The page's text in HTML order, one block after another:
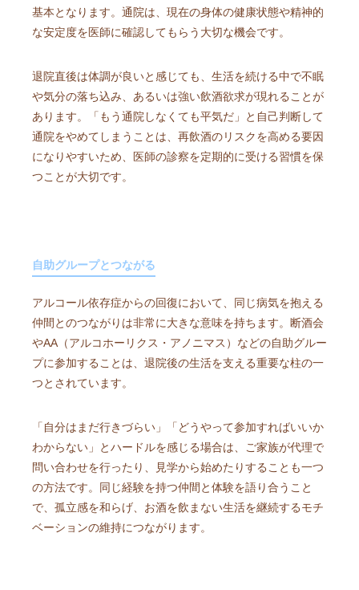
基本となります。通院は、現在の身体の健康状態や精神的
な安定度を医師に確認してもらう大切な機会です。
退院直後は体調が良いと感じても、生活を続ける中で不眠
や気分の落ち込み、あるいは強い飲酒欲求が現れることが
あります。「もう通院しなくても平気だ」と自己判断して
通院をやめてしまうことは、再飲酒のリスクを高める要因
になりやすいため、医師の診察を定期的に受ける習慣を保
つことが大切です。
自助グループとつながる
アルコール依存症からの回復において、同じ病気を抱える
仲間とのつながりは非常に大きな意味を持ちます。断酒会
やAA（アルコホーリクス・アノニマス）などの自助グルー
プに参加することは、退院後の生活を支える重要な柱の一
つとされています。
「自分はまだ行きづらい」「どうやって参加すればいいか
わからない」とハードルを感じる場合は、ご家族が代理で
問い合わせを行ったり、見学から始めたりすることも一つ
の方法です。同じ経験を持つ仲間と体験を語り合うこと
で、孤立感を和らげ、お酒を飲まない生活を継続するモチ
ベーションの維持につながります。